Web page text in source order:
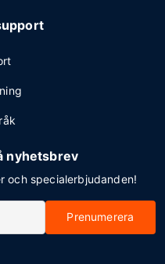
nyhetsbrev
och specialerbjudanden!
Prenumerera